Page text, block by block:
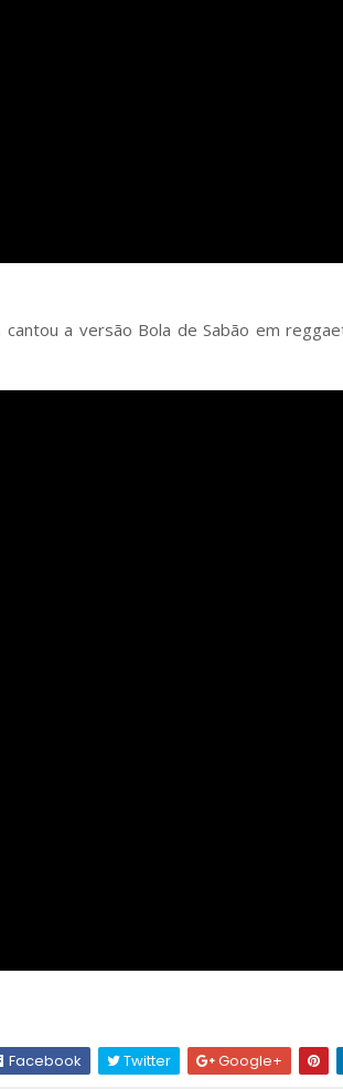
a versão Bola de Sabão em
Facebook Twitter Google+